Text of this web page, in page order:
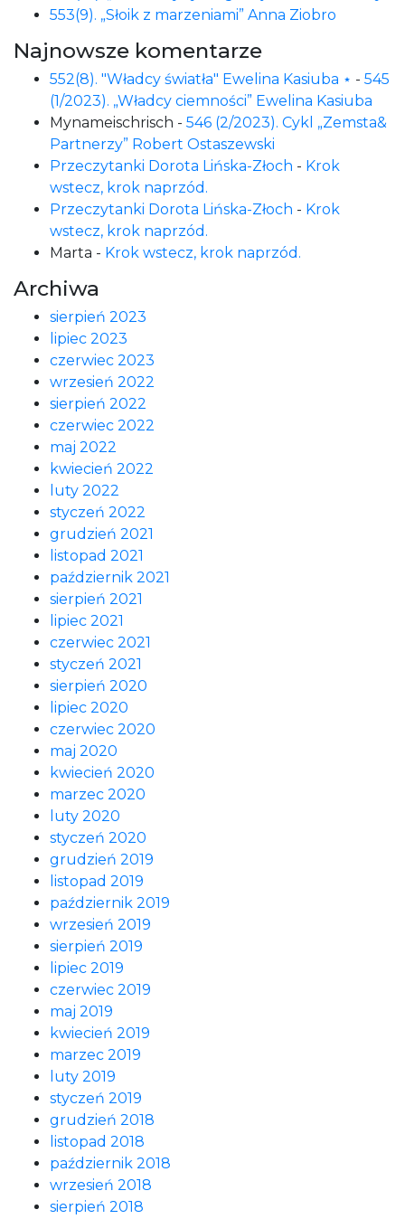
553(9). „Słoik z marzeniami” Anna Ziobro
Najnowsze komentarze
552(8). "Władcy światła" Ewelina Kasiuba ⋆ - 545
(1/2023). „Władcy ciemności” Ewelina Kasiuba
Mynameischrisch - 546 (2/2023). Cykl „Zemsta&
Partnerzy” Robert Ostaszewski
Przeczytanki Dorota Lińska-Złoch - Krok
wstecz, krok naprzód.
Przeczytanki Dorota Lińska-Złoch - Krok
wstecz, krok naprzód.
Marta - Krok wstecz, krok naprzód.
Archiwa
sierpień 2023
lipiec 2023
czerwiec 2023
wrzesień 2022
sierpień 2022
czerwiec 2022
maj 2022
kwiecień 2022
luty 2022
styczeń 2022
grudzień 2021
listopad 2021
październik 2021
sierpień 2021
lipiec 2021
czerwiec 2021
styczeń 2021
sierpień 2020
lipiec 2020
czerwiec 2020
maj 2020
kwiecień 2020
marzec 2020
luty 2020
styczeń 2020
grudzień 2019
listopad 2019
październik 2019
wrzesień 2019
sierpień 2019
lipiec 2019
czerwiec 2019
maj 2019
kwiecień 2019
marzec 2019
luty 2019
styczeń 2019
grudzień 2018
listopad 2018
październik 2018
wrzesień 2018
sierpień 2018